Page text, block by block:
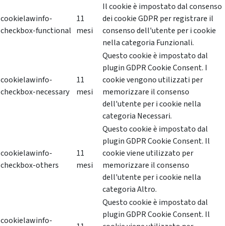
cookielawinfo-
checkbox-functional
11
mesi
Il cookie è impostato dal consenso
dei cookie GDPR per registrare il
consenso dell'utente per i cookie
nella categoria Funzionali.
cookielawinfo-
checkbox-necessary
11
mesi
Questo cookie è impostato dal
plugin GDPR Cookie Consent. I
cookie vengono utilizzati per
memorizzare il consenso
dell'utente per i cookie nella
categoria Necessari.
cookielawinfo-
checkbox-others
11
mesi
Questo cookie è impostato dal
plugin GDPR Cookie Consent. Il
cookie viene utilizzato per
memorizzare il consenso
dell'utente per i cookie nella
categoria Altro.
cookielawinfo-
Questo cookie è impostato dal
plugin GDPR Cookie Consent. Il